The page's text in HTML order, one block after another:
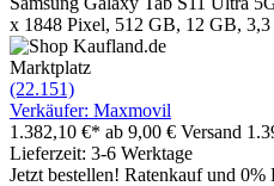
x 1848 Pixel, 512 GB, 12 GB,
Marktplatz
(22.151)
Verkäufer: Maxmovil
1.382,10 €* ab 9,00 € Versand
Lieferzeit: 3-6 Werktage
Jetzt bestellen! Ratenkauf und